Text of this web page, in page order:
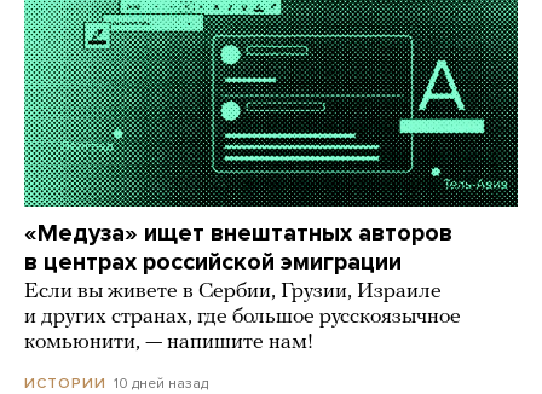
«Медуза» ищет внештатных авторов
в центрах российской эмиграции
Если вы живете в Сербии, Грузии, Израиле
и других странах, где большое русскоязычное
комьюнити, — напишите нам!
ИСТОРИИ 10 дней назад